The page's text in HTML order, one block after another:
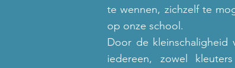
te wennen, zichzelf te
op onze school.
Door de kleinschaligheid
iedereen, zowel